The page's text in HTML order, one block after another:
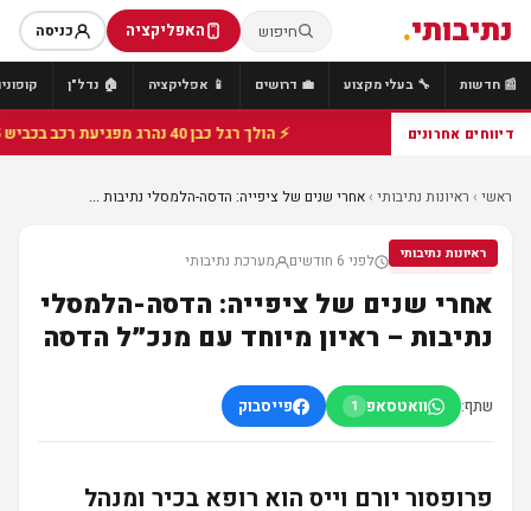
נתיבותי. חיפוש האפליקציה כניסה
📰 חדשות 🔧 בעלי מקצוע 💼 דרושים 📱 אפליקציה 🏠 נדל"ן
דיווחים אחרונים ⚡ הולך רגל כבן 40 נהרג מפגיעת רכב בכביש 25 סמוך לצומת הנשיא, מתנדבי זק"א פועלו בזירה
ראשי › ראיונות נתיבותי ›אחרי שנים של ציפייה: הדסה-הלמסלי נתיבות ...
ראיונות נתיבותי
ראיונות נתיבותי לפני 6 חודשים מערכת נתיבותי
אחרי שנים של ציפייה: הדסה-הלמסלי
נתיבות – ראיון מיוחד עם מנכ״ל הדסה
שתף: וואטסאפ 1 פייסבוק
פרופסור יורם וייס הוא רופא בכיר ומנהל